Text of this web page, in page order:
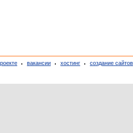
вакансии хостинг создание сайтов